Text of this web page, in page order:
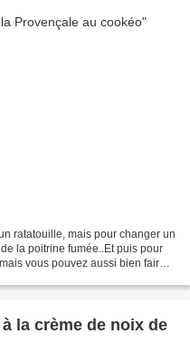
ratatouille, mais pour changer un
la poitrine fumée..Et puis pour
vous pouvez aussi bien faire à
la crème de noix de